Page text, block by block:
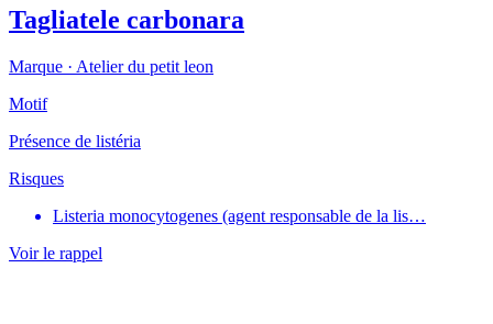
Tagliatele carbonara
Marque · Atelier du petit leon
Motif
Présence de listéria
Risques
Listeria monocytogenes (agent responsable de la lis…
Voir le rappel